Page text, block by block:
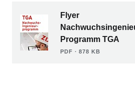
Flyer
Programm TGA
PDF ∙ 878 KB